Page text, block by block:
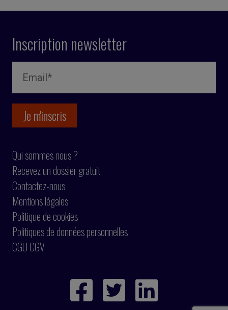
Inscription newsletter
Qui sommes nous ?
Recevez un dossier gratuit
Contactez-nous
Mentions légales
Politique de cookies
Politiques de données personnelles
CGU CGV